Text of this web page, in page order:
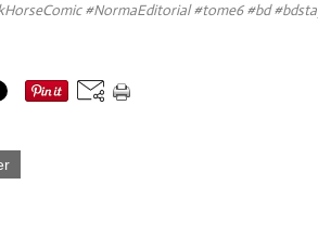
#NormaEditorial #tome6 #bd